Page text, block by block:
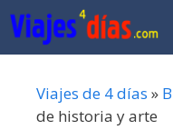
Saltar
al
contenido
Viajes de 4 días »
de historia y arte